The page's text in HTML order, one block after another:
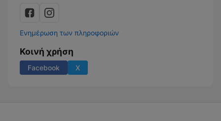
Ενημέρωση των πληροφοριών
Κοινή χρήση
Facebook X